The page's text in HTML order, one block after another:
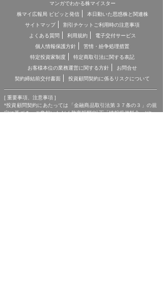
マンガでわかる株マイスター
株マイ広報局 ビビッと発信
本日動いた思惑株と関連株
サイトマップ
割引チケットご利用時の注意事項
よくある質問
利用規約
電子交付サービス
個人情報保護方針
苦情・紛争処理措置
特定投資家制度
特定商取引法に関する表記
お客様本位の業務運営に関する方針
お問合せ
契約締結前交付書面
投資顧問契約に係るリスクについて
[ 重要事項、注意事項 ]
*投資顧問契約にあたっては「金融商品取引法第３７条の３」の規
定に基づき、ご負担いただく助言報酬(以下「情報提供料金」)や、